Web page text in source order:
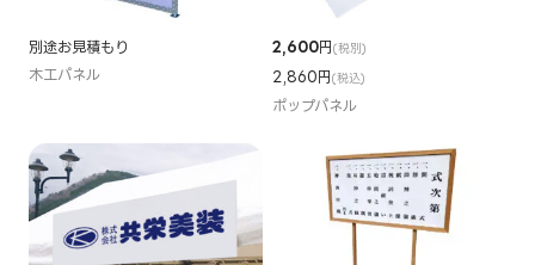
別途お見積もり
木工パネル
2,600円(税別)
2,860円(税込)
ポップパネル